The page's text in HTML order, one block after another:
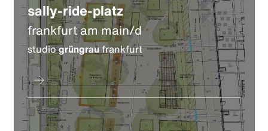
sally-ride-platz
frankfurt am main/d
studiogrüngraufrankfurt